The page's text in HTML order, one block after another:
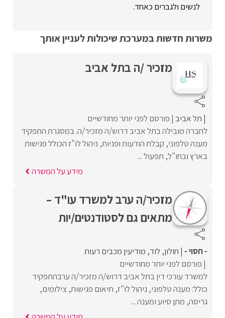
לנשים ולגברים כאחד.
משרות חדשות במערכת שיכולות לעניין אותך
מזכיר /ה בתל אביב
תל אביב פורסם לפני יותר מחודשיים
לחברה מובילה בתל אביב דרוש/ה מזכיר/ה. במסגרת התפקיד
מענה טלפוני, קבלת הודעות ופניות, ניהול לו"ז הכולל פגישות
בארץ ובחו"ל, תפעול ...
מידע על המשרה
מזכיר/ה ערב למשרד עו"ד –
מתאים גם לסטודנטים/יות
- חסוי - חולון לוד מודיעין מכבים רעות
פורסם לפני יותר מחודשיים
למשרד עורכי דין בתל אביב דרוש/ה מזכיר/ה ערבהתפקיד
כולל: מענה טלפוני, ניהול לו"ז, תיאום פגישות, צילומים,
גריסה, מתן סיוע ומענה ...